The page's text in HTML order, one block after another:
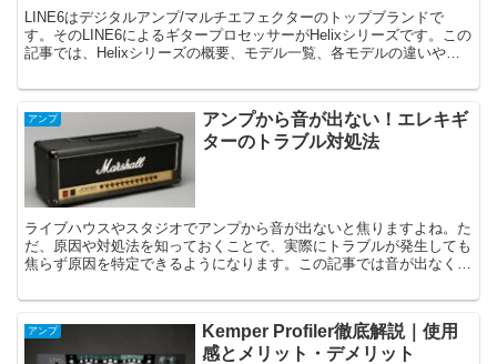
LINE6はデジタルアンプ/マルチエフェクターのトップブランドで
す。そのLINE6によるギタープロセッサーがHelixシリーズです。この
記事では、Helixシリーズの概要、モデル一覧、各モデルの違いや特
アンプ
アンプから音が出ない！エレキギ
ターのトラブル対処法
ライブハウスやスタジオでアンプから音が出ないと焦りますよね。た
だ、原因や対処法を知っておくことで、実際にトラブルが発生しても
焦らず原因を特定できるようになります。この記事では音が出なくな
アンプ
Kemper Profiler徹底解説｜使用
感とメリット・デメリット